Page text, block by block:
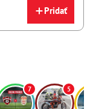
Pridať
7 5